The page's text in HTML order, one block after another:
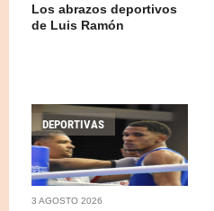
Los abrazos deportivos
de Luis Ramón
DEPORTIVAS
3 AGOSTO 2026